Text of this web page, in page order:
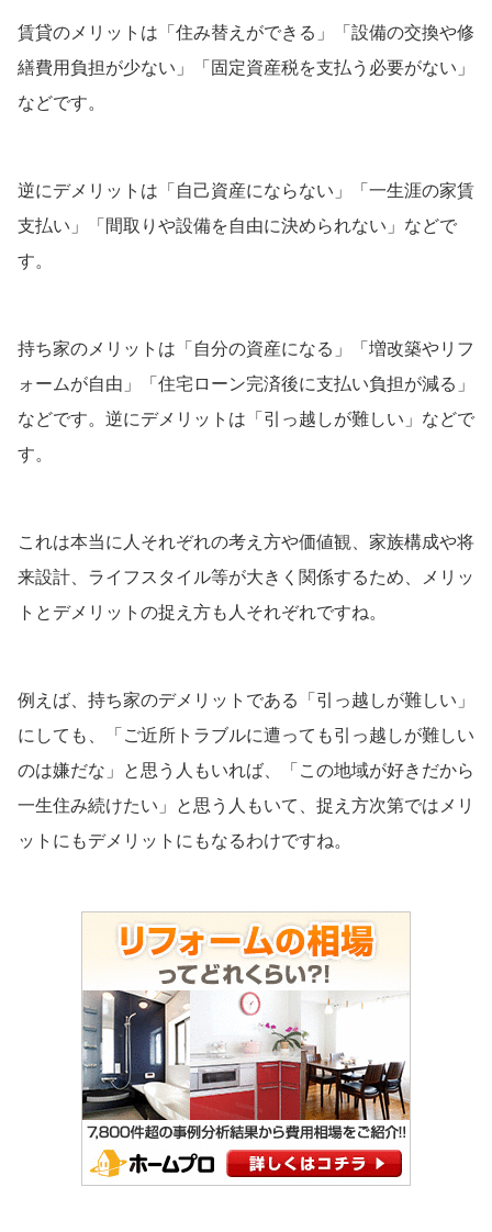
賃貸のメリットは「住み替えができる」「設備の交換や修
繕費用負担が少ない」「固定資産税を支払う必要がない」
などです。
逆にデメリットは「自己資産にならない」「一生涯の家賃
支払い」「間取りや設備を自由に決められない」などで
す。
持ち家のメリットは「自分の資産になる」「増改築やリフ
ォームが自由」「住宅ローン完済後に支払い負担が減る」
などです。逆にデメリットは「引っ越しが難しい」などで
す。
これは本当に人それぞれの考え方や価値観、家族構成や将
来設計、ライフスタイル等が大きく関係するため、メリッ
トとデメリットの捉え方も人それぞれですね。
例えば、持ち家のデメリットである「引っ越しが難しい」
にしても、「ご近所トラブルに遭っても引っ越しが難しい
のは嫌だな」と思う人もいれば、「この地域が好きだから
一生住み続けたい」と思う人もいて、捉え方次第ではメリ
ットにもデメリットにもなるわけですね。